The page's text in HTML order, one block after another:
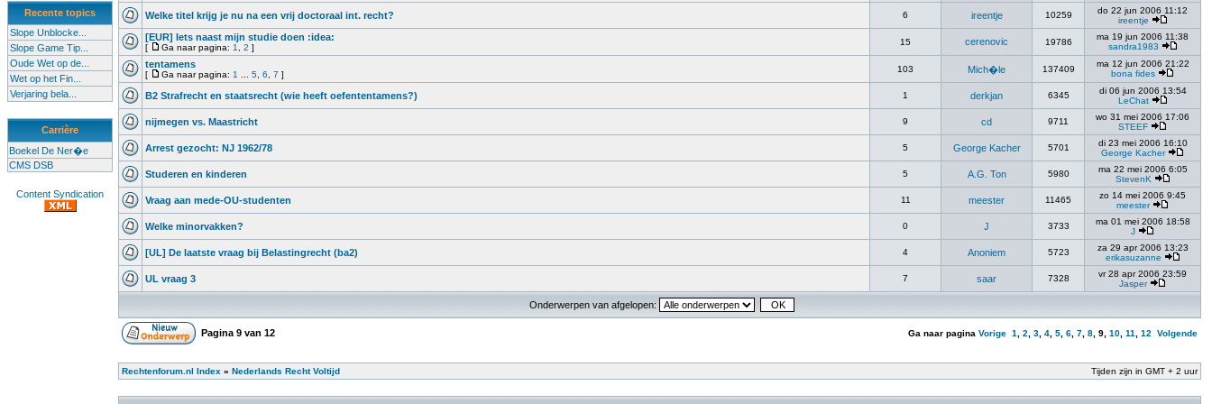
Recente topics
Slope Unblocke...
Slope Game Tip...
Oude Wet op de...
Wet op het Fin...
Verjaring bela...
Carrière
Boekel De Ner�e
CMS DSB
Content Syndication
Welke titel krijg je nu na een vrij doctoraal int. recht? 6 ireentje 10259
do 22 jun 2006 11:12
ireentje
[EUR] Iets naast mijn studie doen :idea:
[ Ga naar pagina: 1 2 ]
15 cerenovic 19786
ma 19 jun 2006 11:38
sandra1983
tentamens
[ Ga naar pagina: 1 5 6 7 ]
103 Mich�le 137409
ma 12 jun 2006 21:22
bona fides
B2 Strafrecht en staatsrecht (wie heeft oefententamens?) 1 derkjan 6345
di 06 jun 2006 13:54
LeChat
nijmegen vs. Maastricht 9 cd 9711
wo 31 mei 2006 17:06
STEEF
Arrest gezocht: NJ 1962/78 5 George Kacher 5701
di 23 mei 2006 16:10
George Kacher
Studeren en kinderen 5 A.G. Ton 5980
ma 22 mei 2006 6:05
StevenK
Vraag aan mede-OU-studenten 11 meester 11465
zo 14 mei 2006 9:45
meester
Welke minorvakken? 0 J 3733
ma 01 mei 2006 18:58
J
[UL] De laatste vraag bij Belastingrecht (ba2) 4 Anoniem 5723
za 29 apr 2006 13:23
erikasuzanne
UL vraag 3 7 saar 7328
vr 28 apr 2006 23:59
Jasper
Onderwerpen van afgelopen:
Pagina 9 van 12 Ga naar pagina Vorige 1 2 3 4 5 6 7 8 9 10 11 12 Volgende
Rechtenforum.nl Index » Nederlands Recht Voltijd Tijden zijn in GMT + 2 uur